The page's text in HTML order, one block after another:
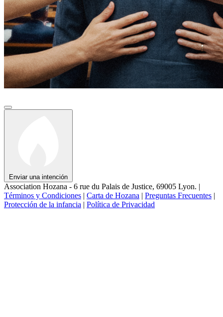
Enviar una intención
Association Hozana - 6 rue du Palais de Justice, 69005 Lyon. |
Términos y Condiciones | Carta de Hozana | Preguntas Frecuentes |
Protección de la infancia | Política de Privacidad